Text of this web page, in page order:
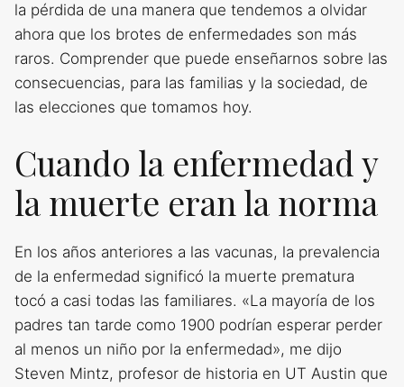
la pérdida de una manera que tendemos a olvidar
ahora que los brotes de enfermedades son más
raros. Comprender que puede enseñarnos sobre las
consecuencias, para las familias y la sociedad, de
las elecciones que tomamos hoy.
Cuando la enfermedad y
la muerte eran la norma
En los años anteriores a las vacunas, la prevalencia
de la enfermedad significó la muerte prematura
tocó a casi todas las familiares. «La mayoría de los
padres tan tarde como 1900 podrían esperar perder
al menos un niño por la enfermedad», me dijo
Steven Mintz, profesor de historia en UT Austin que